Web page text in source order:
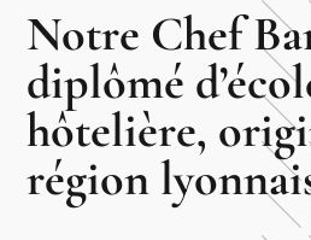
Notre Chef
diplômé
hôtelière,
région